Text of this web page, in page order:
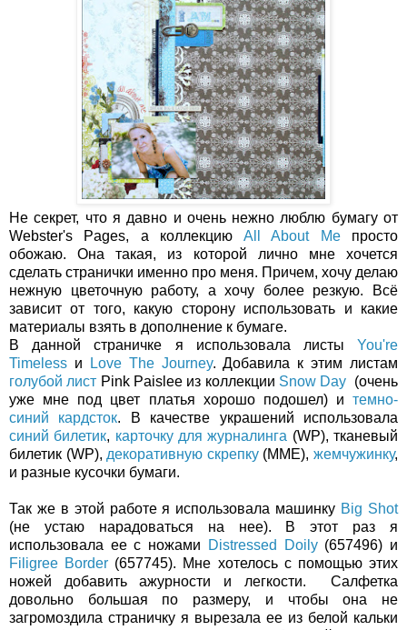
Не секрет, что я давно и очень нежно люблю бумагу от
Webster's Pages, а коллекциюAll About Meпросто
обожаю. Она такая, из которой лично мне хочется
сделать странички именно про меня. Причем, хочу делаю
нежную цветочную работу, а хочу более резкую. Всё
зависит от того, какую сторону использовать и какие
материалы взять в дополнение к бумаге.
В данной страничке я использовала листы You're
Timeless и Love The Journey. Добавила к этим листам
голубой лист Pink Paislee из коллекции Snow Day (очень
уже мне под цвет платья хорошо подошел) и темно-
синий кардсток. В качестве украшений использовала
синий билетик, карточку для журналинга (WP), тканевый
билетик (WP), декоративную скрепку(ММЕ),жемчужинку,
и разные кусочки бумаги.
Так же в этой работе я использовала машинку Big Shot
(не устаю нарадоваться на нее). В этот раз я
использовала ее с ножами
Distressed Doily(657496) и
Filigree Border (657745). Мне хотелось с помощью этих
ножей добавить ажурности и легкости. Салфетка
довольно большая по размеру, и чтобы она не
загромоздила страничку я вырезала ее из белой кальки